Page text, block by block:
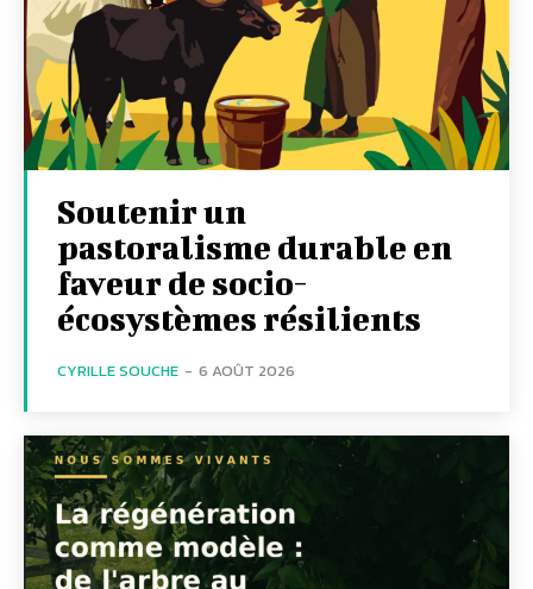
Soutenir un
pastoralisme durable en
faveur de socio-
écosystèmes résilients
CYRILLE SOUCHE - 6 AOÛT 2026